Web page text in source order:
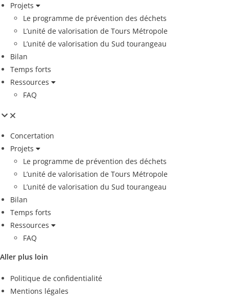
Projets
Le programme de prévention des déchets
L’unité de valorisation de Tours Métropole
L’unité de valorisation du Sud tourangeau
Bilan
Temps forts
Ressources
FAQ
Concertation
Projets
Le programme de prévention des déchets
L’unité de valorisation de Tours Métropole
L’unité de valorisation du Sud tourangeau
Bilan
Temps forts
Ressources
FAQ
Aller plus loin
Politique de confidentialité
Mentions légales